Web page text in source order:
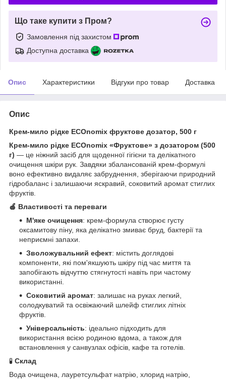
Що таке купити з Пром?
Замовлення під захистом
Доступна доставка
Опис Характеристики Відгуки про товар Доставка
Опис
Крем-мило рідке ECOnomix фруктове дозатор, 500 г
Крем-мило рідке ECOnomix «Фруктове» з дозатором (500
г) — це ніжний засіб для щоденної гігієни та делікатного
очищення шкіри рук. Завдяки збалансованій крем-формулі
воно ефективно видаляє забруднення, зберігаючи природний
гідробаланс і залишаючи яскравий, соковитий аромат стиглих
фруктів.
🍎 Властивості та переваги
М'яке очищення: крем-формула створює густу
оксамитову піну, яка делікатно змиває бруд, бактерії та
неприємні запахи.
Зволожувальний ефект: містить доглядові
компоненти, які пом'якшують шкіру під час миття та
запобігають відчуттю стягнутості навіть при частому
використанні.
Соковитий аромат: залишає на руках легкий,
солодкуватий та освіжаючий шлейф стиглих літніх
фруктів.
Універсальність: ідеально підходить для
використання всією родиною вдома, а також для
встановлення у санвузлах офісів, кафе та готелів.
🧪 Склад
Вода очищена, лауретсульфат натрію, хлорид натрію,